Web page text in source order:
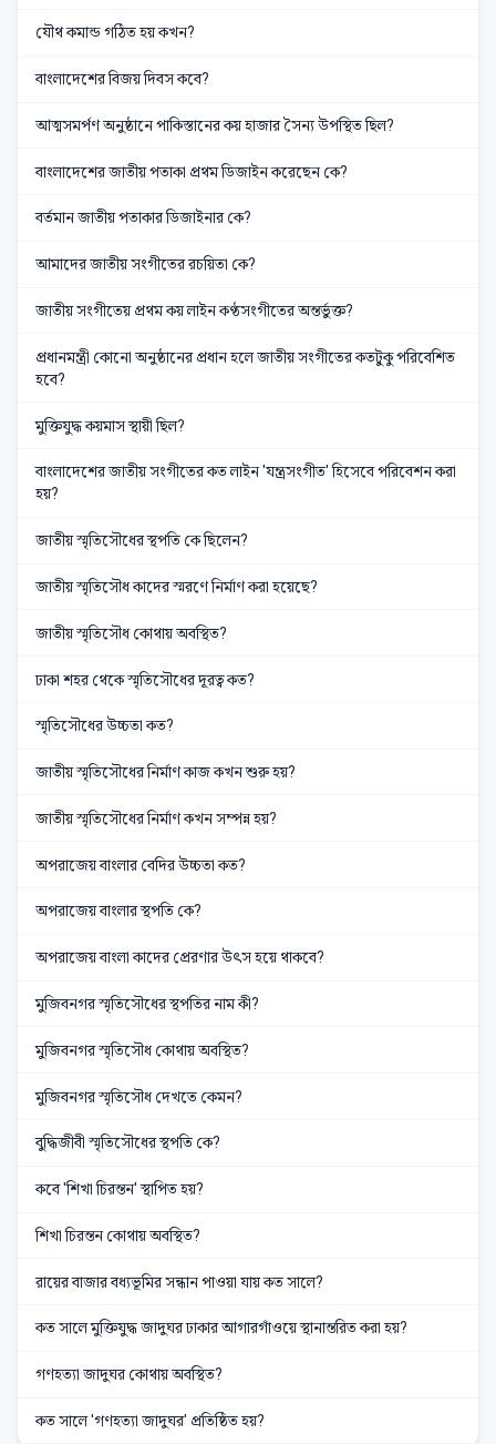
যৌথ কমান্ড গঠিত হয় কখন?
বাংলাদেশের বিজয় দিবস কবে?
আত্মসমর্পণ অনুষ্ঠানে পাকিস্তানের কয় হাজার সৈন্য উপস্থিত ছিল?
বাংলাদেশের জাতীয় পতাকা প্রথম ডিজাইন করেছেন কে?
বর্তমান জাতীয় পতাকার ডিজাইনার কে?
আমাদের জাতীয় সংগীতের রচয়িতা কে?
জাতীয় সংগীতেয় প্রথম কয় লাইন কণ্ঠসংগীতের অন্তর্ভুক্ত?
প্রধানমন্ত্রী কোনো অনুষ্ঠানের প্রধান হলে জাতীয় সংগীতের কতটুকু পরিবেশিত
হবে?
মুক্তিযুদ্ধ কয়মাস স্থায়ী ছিল?
বাংলাদেশের জাতীয় সংগীতের কত লাইন 'যন্ত্রসংগীত' হিসেবে পরিবেশন করা
হয়?
জাতীয় স্মৃতিসৌধের স্থপতি কে ছিলেন?
জাতীয় স্মৃতিসৌধ কাদের স্মরণে নির্মাণ করা হয়েছে?
জাতীয় স্মৃতিসৌধ কোথায় অবস্থিত?
ঢাকা শহর থেকে স্মৃতিসৌধের দূরত্ব কত?
স্মৃতিসৌধের উচ্চতা কত?
জাতীয় স্মৃতিসৌধের নির্মাণ কাজ কখন শুরু হয়?
জাতীয় স্মৃতিসৌধের নির্মাণ কখন সম্পন্ন হয়?
অপরাজেয় বাংলার বেদির উচ্চতা কত?
অপরাজেয় বাংলার স্থপতি কে?
অপরাজেয় বাংলা কাদের প্রেরণার উৎস হয়ে থাকবে?
মুজিবনগর স্মৃতিসৌধের স্থপতির নাম কী?
মুজিবনগর স্মৃতিসৌধ কোথায় অবস্থিত?
মুজিবনগর স্মৃতিসৌধ দেখতে কেমন?
বুদ্ধিজীবী স্মৃতিসৌধের স্থপতি কে?
কবে 'শিখা চিরন্তন' স্থাপিত হয়?
শিখা চিরন্তন কোথায় অবস্থিত?
রায়ের বাজার বধ্যভূমির সন্ধান পাওয়া যায় কত সালে?
কত সালে মুক্তিযুদ্ধ জাদুঘর ঢাকার আগারগাঁওয়ে স্থানান্তরিত করা হয়?
গণহত্যা জাদুঘর কোথায় অবস্থিত?
কত সালে 'গণহত্যা জাদুঘর' প্রতিষ্ঠিত হয়?